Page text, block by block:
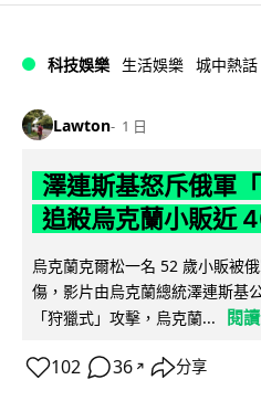
科技娛樂 生活娛樂 城中熱話
Lawton 1 日
澤連斯基怒斥俄軍
追殺烏克蘭小販近
烏克蘭克爾松一名 52 歲小販被
傷，影片由烏克蘭總統澤連斯基
「狩獵式」攻擊，烏克蘭...
閱
102 36 ↗ 分享